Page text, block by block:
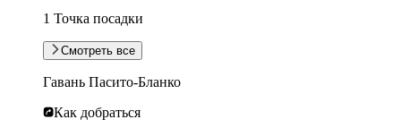
1 Точка посадки
Смотреть все
Гавань Пасито-Бланко
Как добраться